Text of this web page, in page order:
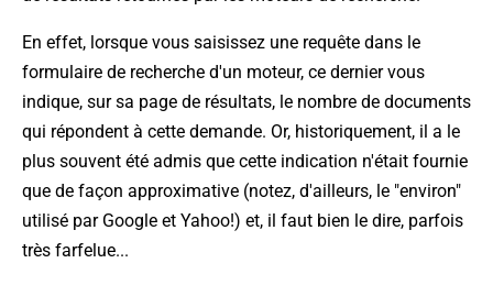
En effet, lorsque vous saisissez une requête dans le
formulaire de recherche d'un moteur, ce dernier vous
indique, sur sa page de résultats, le nombre de documents
qui répondent à cette demande. Or, historiquement, il a le
plus souvent été admis que cette indication n'était fournie
que de façon approximative (notez, d'ailleurs, le "environ"
utilisé par Google et Yahoo!) et, il faut bien le dire, parfois
très farfelue...